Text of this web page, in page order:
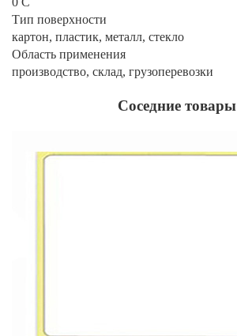
Тип поверхности
картон, пластик, металл, стекло
Область применения
производство, склад, грузоперевозки
Соседние товары